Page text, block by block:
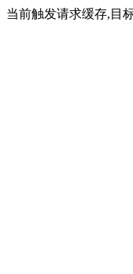
当前触发请求缓存,目